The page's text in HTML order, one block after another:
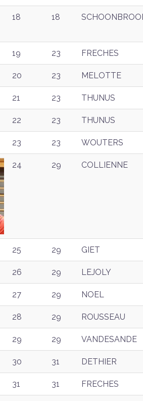
18 18
19 23 FRECHES
20 23 MELOTTE
21 23 THUNUS
22 23 THUNUS
23 23 WOUTERS
24 29 COLLIENNE
25 29 GIET
26 29 LEJOLY
27 29 NOEL
28 29 ROUSSEAU
29 29 VANDESANDE
30 31 DETHIER
31 31 FRECHES